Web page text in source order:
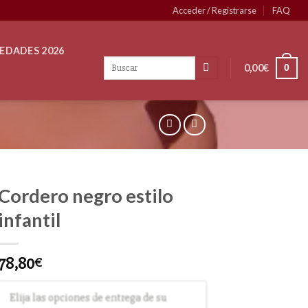
Acceder / Registrarse FAQ
2026
0,00€ 0
negro estilo
infantil
€
Elija las opciones de entrega de su